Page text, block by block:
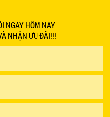
- GHẾ NHỰA CAFE CHÂN GỖ GIÁ RẺ
NGAY HÔM NAY
NHẬN ƯU ĐÃI!!!